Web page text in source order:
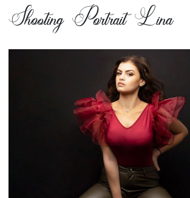
Shooting Portrait Lina